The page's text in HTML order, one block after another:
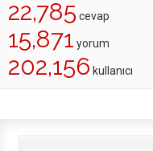
22,785 cevap
15,871 yorum
202,156 kullanıcı